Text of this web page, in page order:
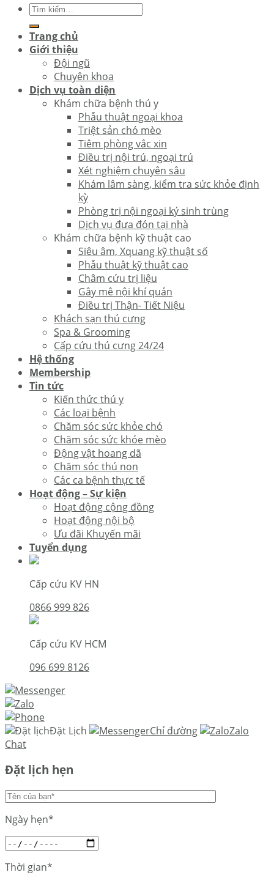
Trang chủ
Giới thiệu
Đội ngũ
Chuyên khoa
Dịch vụ toàn diện
Khám chữa bệnh thú y
Phẫu thuật ngoại khoa
Triệt sản chó mèo
Tiêm phòng vắc xin
Điều trị nội trú, ngoại trú
Xét nghiệm chuyên sâu
Khám lâm sàng, kiểm tra sức khỏe định
kỳ
Phòng trị nội ngoại ký sinh trùng
Dịch vụ đưa đón tại nhà
Khám chữa bệnh kỹ thuật cao
Siêu âm, Xquang kỹ thuật số
Phẫu thuật kỹ thuật cao
Châm cứu trị liệu
Gây mê nội khí quản
Điều trị Thận- Tiết Niệu
Khách sạn thú cưng
Spa & Grooming
Cấp cứu thú cưng 24/24
Hệ thống
Membership
Tin tức
Kiến thức thú y
Các loại bệnh
Chăm sóc sức khỏe chó
Chăm sóc sức khỏe mèo
Động vật hoang dã
Chăm sóc thú non
Các ca bệnh thực tế
Hoạt động – Sự kiện
Hoạt động cộng đồng
Hoạt động nội bộ
Ưu đãi Khuyến mãi
Tuyển dụng
Cấp cứu KV HN
0866 999 826
Cấp cứu KV HCM
096 699 8126
Đặt Lịch Chỉ đường
Zalo
Chat
Đặt lịch hẹn
Ngày hẹn*
Thời gian*